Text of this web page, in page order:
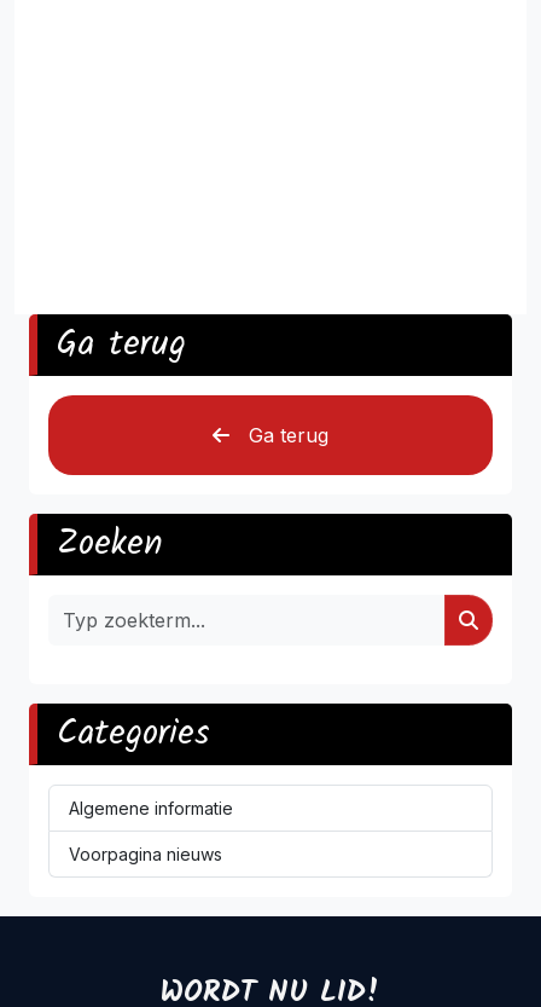
Ga terug
Ga terug
Zoeken
Categories
Algemene informatie
Voorpagina nieuws
WORDT NU LID!